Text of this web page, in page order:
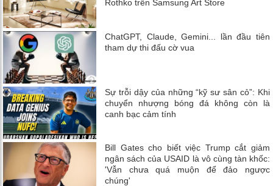
Rothko trên Samsung Art Store
ChatGPT, Claude, Gemini... lần đầu tiên
tham dự thi đấu cờ vua
Sự trỗi dậy của những “kỹ sư sân cỏ”: Khi
chuyển nhượng bóng đá không còn là
canh bạc cảm tính
Bill Gates cho biết việc Trump cắt giảm
ngân sách của USAID là vô cùng tàn khốc:
'Vẫn chưa quá muộn để đảo ngược
chúng'